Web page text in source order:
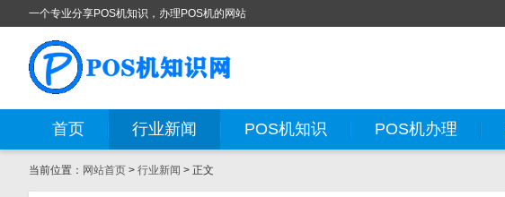
一个专业分享POS机知识，办理POS机的网站
首页 行业新闻 POS机知识 POS机办理
当前位置： 网站首页 > 行业新闻 > 正文